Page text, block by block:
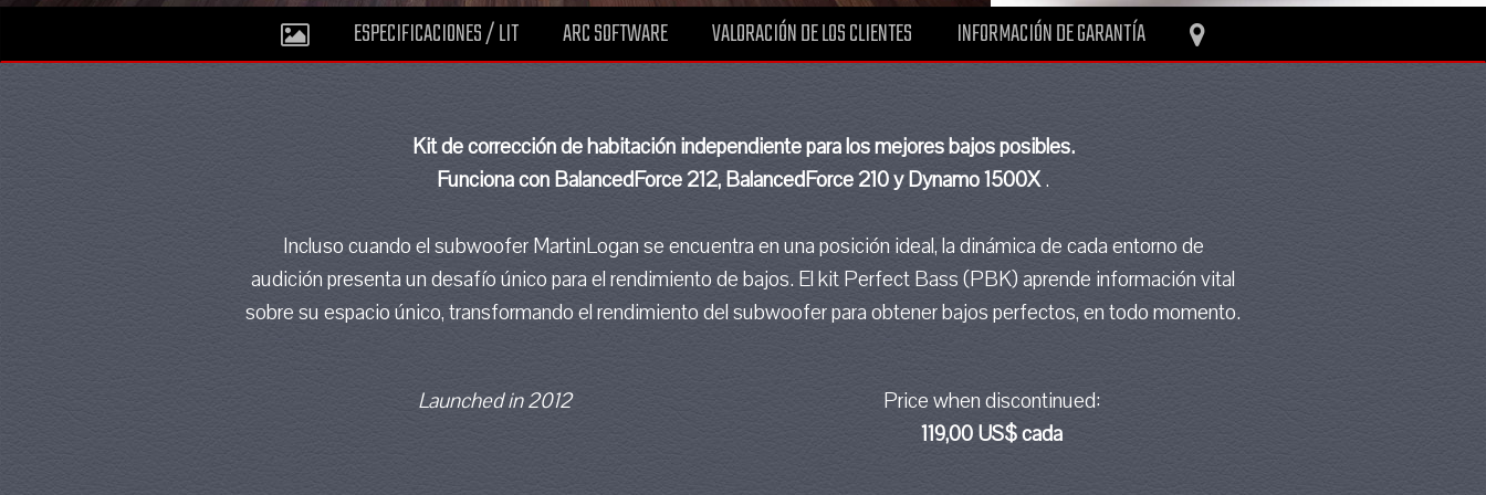
ESPECIFICACIONES / LIT ARC SOFTWARE VALORACIÓN DE LOS CLIENTES INFORMACIÓN DE GARANTÍA
Kit de corrección de habitación independiente para los mejores bajos posibles.
Funciona con BalancedForce 212, BalancedForce 210 y Dynamo 1500X.
Incluso cuando el subwoofer MartinLogan se encuentra en una posición ideal, la dinámica de cada entorno de
audición presenta un desafío único para el rendimiento de bajos. El kit Perfect Bass (PBK) aprende información vital
sobre su espacio único, transformando el rendimiento del subwoofer para obtener bajos perfectos, en todo momento.
Launched in 2012
Price when discontinued:
119,00 US$ cada